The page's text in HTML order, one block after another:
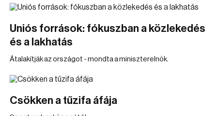
Uniós források: fókuszban a közlekedés
és a lakhatás
Átalakítják az országot - mondta a miniszterelnök.
Csökken a tűzifa áfája